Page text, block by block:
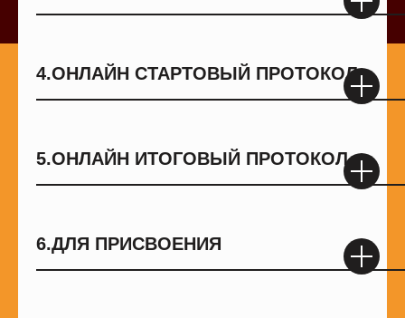
4.ОНЛАЙН СТАРТОВЫЙ ПРОТОКОЛ
5.ОНЛАЙН ИТОГОВЫЙ ПРОТОКОЛ
6.ДЛЯ ПРИСВОЕНИЯ